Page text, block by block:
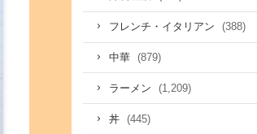
フレンチ・イタリアン (388)
中華 (879)
ラーメン (1,209)
丼 (445)